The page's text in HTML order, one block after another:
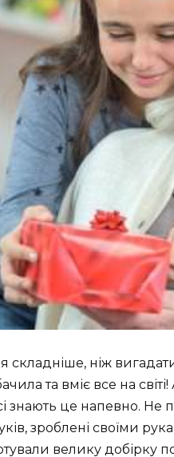
складніше, ніж
та вміє все на
знають це напевно. Не
зроблені своїми
велику добірку